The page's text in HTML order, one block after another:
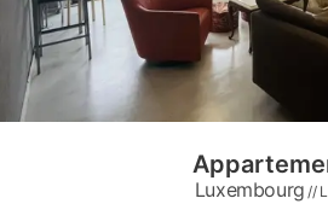
Luxembourg //